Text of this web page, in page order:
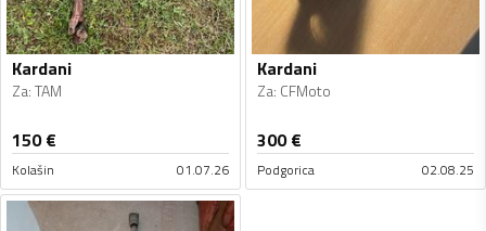
Kardani
Za:TAM
150€
Kolašin 01.07.26
Kardani
Za: CFMoto
300€
Podgorica 02.08.25